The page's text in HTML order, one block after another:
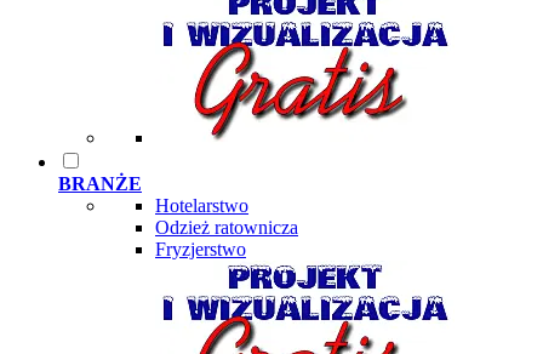
BRANŻE
Hotelarstwo
Odzież ratownicza
Fryzjerstwo